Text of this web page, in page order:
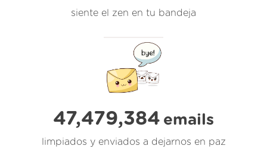
siente el zen en tu bandeja
47,479,384 emails
limpiados y enviados a dejarnos en paz